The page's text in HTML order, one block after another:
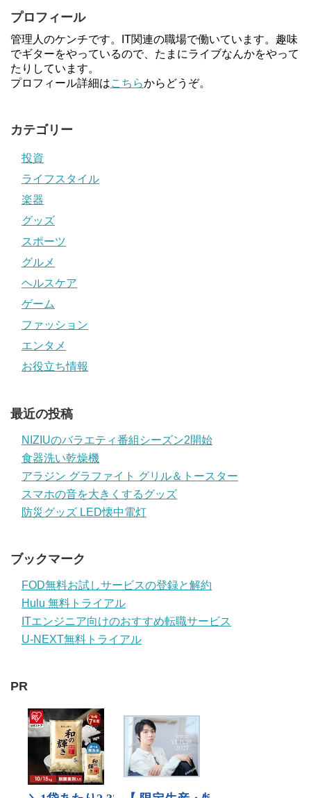
プロフィール
管理人のケンチです。IT関連の職場で働いています。趣味
でギターをやっているので、たまにライブなんかをやって
たりしています。
プロフィール詳細はこちらからどうぞ。
カテゴリー
投資
ライフスタイル
楽器
グッズ
スポーツ
グルメ
ヘルスケア
ゲーム
ファッション
エンタメ
お役立ち情報
最近の投稿
NIZIUのバラエティ番組シーズン2開始
食器洗い乾燥機
アラジン グラファイト グリル＆トースター
スマホの音を大きくするグッズ
防災グッズ LED懐中電灯
ブックマーク
FOD無料お試しサービスの登録と解約
Hulu 無料トライアル
ITエンジニア向けのおすすめ転職サービス
U-NEXT無料トライアル
PR